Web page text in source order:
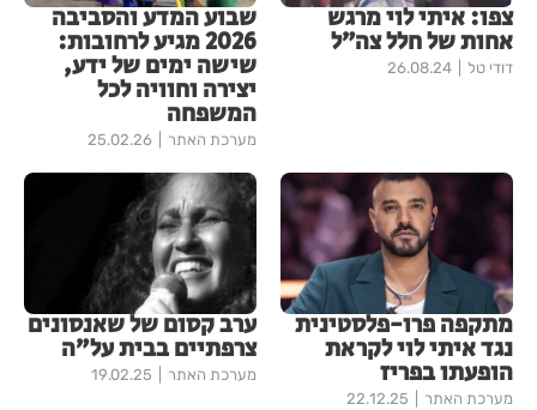
צפו: איתי לוי מרגש
אחות של חלל צה״ל
דודי טל 26.08.24
שבוע המדע והסביבה
2026 מגיע לרחובות:
שישה ימים של ידע,
יצירה וחוויה לכל
המשפחה
מערכת האתר 25.02.26
מתקפה פרו-פלסטינית
נגד איתי לוי לקראת
הופעתו בפריז
מערכת האתר 22.12.25
ערב קסום של שאנסונים
צרפתיים בבית על”ה
מערכת האתר 19.02.25